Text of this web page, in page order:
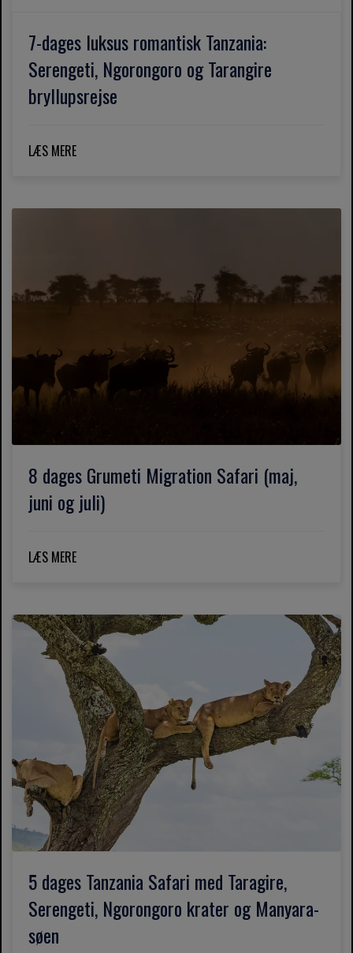
7-dages luksus romantisk Tanzania:
Serengeti, Ngorongoro og Tarangire
bryllupsrejse
LÆS MERE
8 dages Grumeti Migration Safari (maj,
juni og juli)
LÆS MERE
5 dages Tanzania Safari med Taragire,
Serengeti, Ngorongoro krater og Manyara-
søen